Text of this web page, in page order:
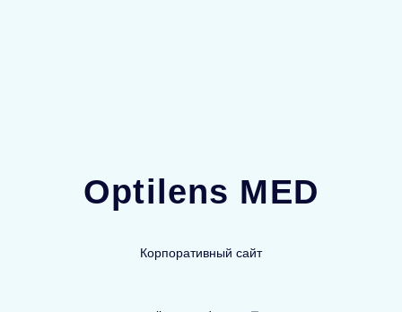
Optilens MED
Корпоративный сайт